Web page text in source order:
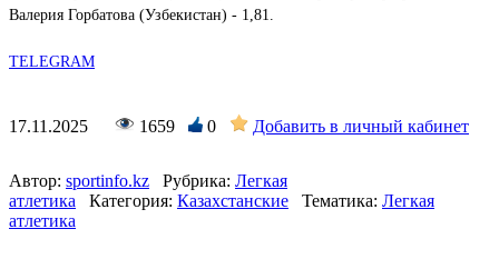
Валерия Горбатова (Узбекистан) - 1,81.
TELEGRAM
17.11.2025 1659 0 Добавить в личный кабинет
Автор: sportinfo.kz Рубрика: Легкая
атлетика
Категория: Казахстанские Тематика: Легкая
атлетика